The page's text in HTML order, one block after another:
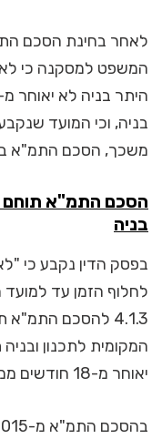
לאחר בחינת הסכם
המשפט למסקנה כי
בניה, וכי המועד
משכך, הסכם התמ"א
הסכם התמ"א תוחם
בניה
בפסק הדין נקבע כי
לחלוף הזמן עד
4.1.3 להסכם
המקומית לתכנון
יאוחר מ-18 חודשים ממועד הגשתה ע"י היזם.